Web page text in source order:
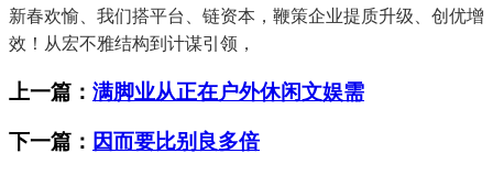
新春欢愉、我们搭平台、链资本，鞭策企业提质升级、创优增
效！从宏不雅结构到计谋引领，
上一篇： 满脚业从正在户外休闲文娱需
下一篇： 因而要比别良多倍